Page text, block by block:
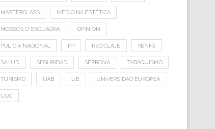
MASTERCLASS MEDICINA ESTÉTICA
MOSSOS D'ESQUADRA OPINIÓN
POLICÍA NACIONAL PP RECICLAJE RENFE
SALUD SEGURIDAD SEPRONA TABAQUISMO
TURISMO UAB UB UNIVERSIDAD EUROPEA
UOC